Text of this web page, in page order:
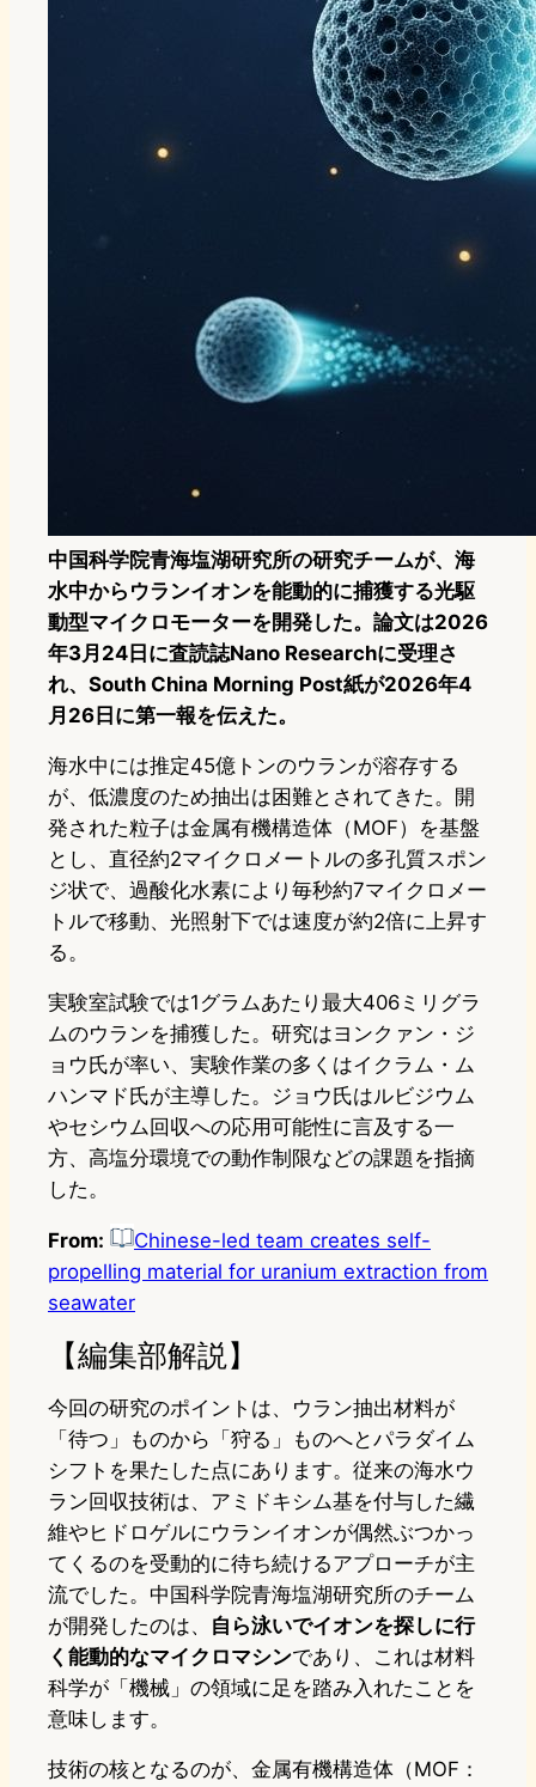
中国科学院青海塩湖研究所の研究チームが、海
水中からウランイオンを能動的に捕獲する光駆
動型マイクロモーターを開発した。論文は2026
年3月24日に査読誌Nano Researchに受理さ
れ、South China Morning Post紙が2026年4
月26日に第一報を伝えた。
海水中には推定45億トンのウランが溶存する
が、低濃度のため抽出は困難とされてきた。開
発された粒子は金属有機構造体（MOF）を基盤
とし、直径約2マイクロメートルの多孔質スポン
ジ状で、過酸化水素により毎秒約7マイクロメー
トルで移動、光照射下では速度が約2倍に上昇す
る。
実験室試験では1グラムあたり最大406ミリグラ
ムのウランを捕獲した。研究はヨンクァン・ジ
ョウ氏が率い、実験作業の多くはイクラム・ム
ハンマド氏が主導した。ジョウ氏はルビジウム
やセシウム回収への応用可能性に言及する一
方、高塩分環境での動作制限などの課題を指摘
した。
From:
Chinese-led team creates self-
propelling material for uranium extraction from
seawater
【編集部解説】
今回の研究のポイントは、ウラン抽出材料が
「待つ」ものから「狩る」ものへとパラダイム
シフトを果たした点にあります。従来の海水ウ
ラン回収技術は、アミドキシム基を付与した繊
維やヒドロゲルにウランイオンが偶然ぶつかっ
てくるのを受動的に待ち続けるアプローチが主
流でした。中国科学院青海塩湖研究所のチーム
が開発したのは、 自ら泳いでイオンを探しに行
く能動的なマイクロマシンであり、これは材料
科学が「機械」の領域に足を踏み入れたことを
意味します。
技術の核となるのが、金属有機構造体（MOF：